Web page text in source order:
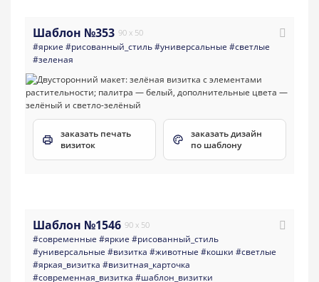
Шаблон №353 90 x 50
#яркие #рисованный_стиль#универсальные #светлые
#зеленая
заказать печать
визиток
заказать дизайн
по шаблону
Шаблон №1546 90 x 50
#современные #яркие #рисованный_стиль
#универсальные #визитка #животные #кошки #светлые
#яркая_визитка #визитная_карточка
#современная_визитка #шаблон_визитки